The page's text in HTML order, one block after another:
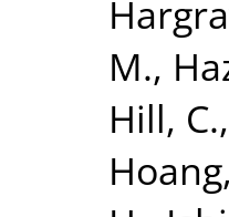
M.,
Hill, C.,